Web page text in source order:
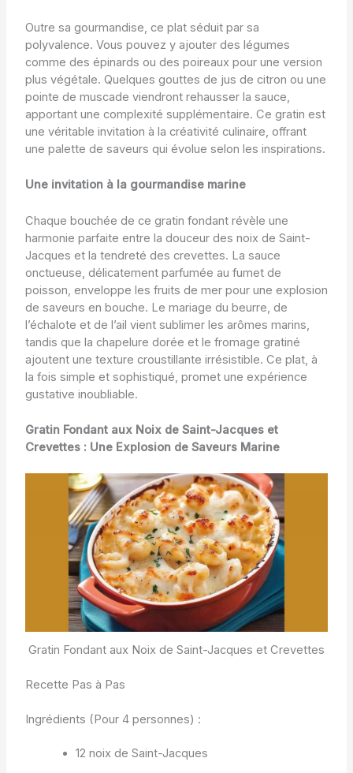
Outre sa gourmandise, ce plat séduit par sa
polyvalence. Vous pouvez y ajouter des légumes
comme des épinards ou des poireaux pour une version
plus végétale. Quelques gouttes de jus de citron ou une
pointe de muscade viendront rehausser la sauce,
apportant une complexité supplémentaire. Ce gratin est
une véritable invitation à la créativité culinaire, offrant
une palette de saveurs qui évolue selon les inspirations.
Une invitation à la gourmandise marine
Chaque bouchée de ce gratin fondant révèle une
harmonie parfaite entre la douceur des noix de Saint-
Jacques et la tendreté des crevettes. La sauce
onctueuse, délicatement parfumée au fumet de
poisson, enveloppe les fruits de mer pour une explosion
de saveurs en bouche. Le mariage du beurre, de
l’échalote et de l’ail vient sublimer les arômes marins,
tandis que la chapelure dorée et le fromage gratiné
ajoutent une texture croustillante irrésistible. Ce plat, à
la fois simple et sophistiqué, promet une expérience
gustative inoubliable.
Gratin Fondant aux Noix de Saint-Jacques et
Crevettes : Une Explosion de Saveurs Marine
Gratin Fondant aux Noix de Saint-Jacques et Crevettes
Recette Pas à Pas
Ingrédients (Pour 4 personnes) :
12 noix de Saint-Jacques